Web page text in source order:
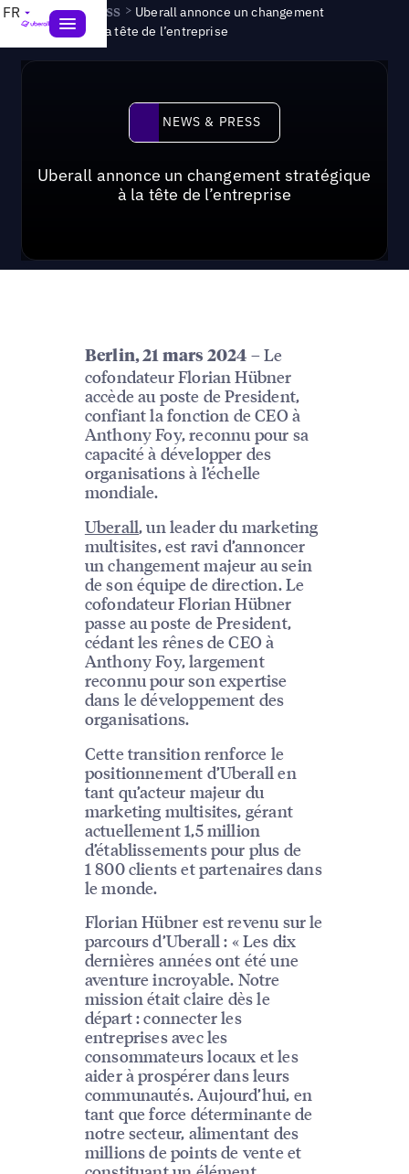
FR News & Press > Uberall annonce un changement
stratégique à la tête de l’entreprise
News & Press
NEWS & PRESS
Uberall annonce un changement stratégique
à la tête de l’entreprise
Berlin, 21 mars 2024 – Le
cofondateur Florian Hübner
accède au poste de President,
confiant la fonction de CEO à
Anthony Foy, reconnu pour sa
capacité à développer des
organisations à l’échelle
mondiale.
Uberall, un leader du marketing
multisites, est ravi d’annoncer
un changement majeur au sein
de son équipe de direction. Le
cofondateur Florian Hübner
passe au poste de President,
cédant les rênes de CEO à
Anthony Foy, largement
reconnu pour son expertise
dans le développement des
organisations.
Cette transition renforce le
positionnement d’Uberall en
tant qu’acteur majeur du
marketing multisites, gérant
actuellement 1,5 million
d’établissements pour plus de
1 800 clients et partenaires dans
le monde.
Florian Hübner est revenu sur le
parcours d’Uberall : « Les dix
dernières années ont été une
aventure incroyable. Notre
mission était claire dès le
départ : connecter les
entreprises avec les
consommateurs locaux et les
aider à prospérer dans leurs
communautés. Aujourd’hui, en
tant que force déterminante de
notre secteur, alimentant des
millions de points de vente et